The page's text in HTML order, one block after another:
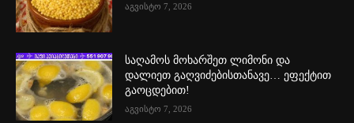
აგვისტო 7, 2026
საღამოს მოხარშეთ ლიმონი და
დალიეთ გაღვიძებისთანავე… ეფექტით
გაოცდებით!
აგვისტო 7, 2026